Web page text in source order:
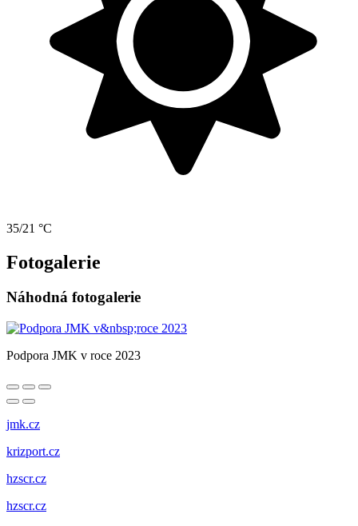
35/21 °C
Fotogalerie
Náhodná fotogalerie
Podpora JMK v roce 2023
jmk.cz
krizport.cz
hzscr.cz
hzscr.cz